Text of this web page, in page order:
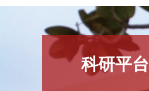
科研平台